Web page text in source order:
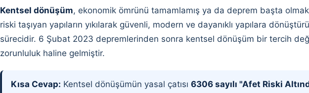
Kentsel dönüşüm, ekonomik ömrünü tamamlamış ya da deprem başta
riski taşıyan yapıların yıkılarak güvenli, modern ve dayanıklı yapılara
sürecidir. 6 Şubat 2023 depremlerinden sonra kentsel dönüşüm bir tercih
zorunluluk haline gelmiştir.
Kısa Cevap: Kentsel dönüşümün yasal çatısı 6306 sayılı "Afet Riski